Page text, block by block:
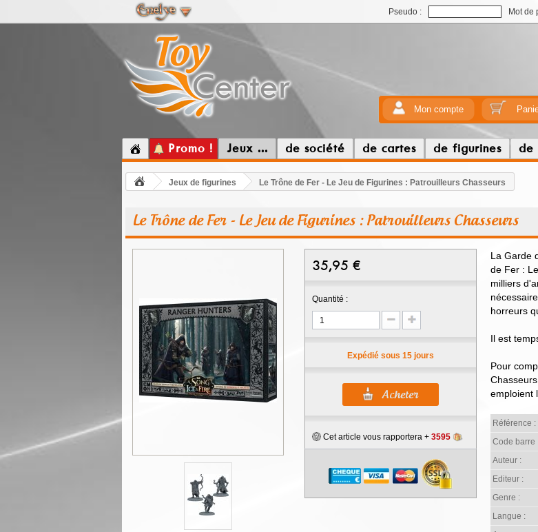
Pseudo : Mot de
Mon compte
Promo ! Jeux ... de société de cartes de figurines de
Jeux de figurines Le Trône de Fer - Le Jeu de Figurines : Patrouilleurs Chasseurs
Le Trône de Fer - Le Jeu de Figurines : Patrouilleurs Chasseurs
35,95 €
Quantité :
Expédié sous 15 jours
Cet article vous rapportera + 3595
La Garde
de Fer :
milliers
horreurs
Il est
Pour
emploient
Référence :
Code barre
Auteur :
Editeur :
Genre :
Langue :